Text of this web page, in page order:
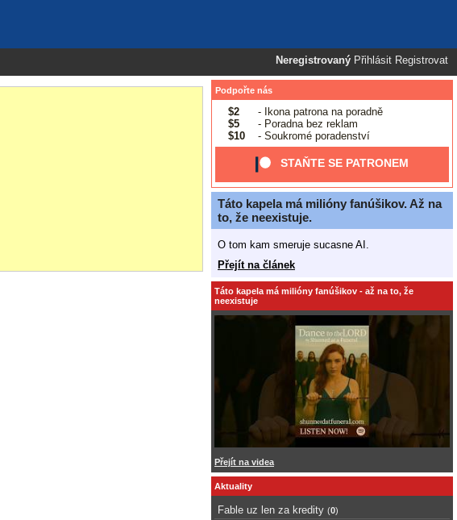
Neregistrovaný Přihlásit Registrovat
Podpořte nás
$2
- Ikona patrona na poradně
$5
- Poradna bez reklam
$10
- Soukromé poradenství
STAŇTE SE PATRONEM
Táto kapela má milióny fanúšikov. Až na
to, že neexistuje.
O tom kam smeruje sucasne AI.
Přejít na článek
Táto kapela má milióny fanúšikov - až na to, že
neexistuje
Přejít na videa
Aktuality
Fable uz len za kredity (0)